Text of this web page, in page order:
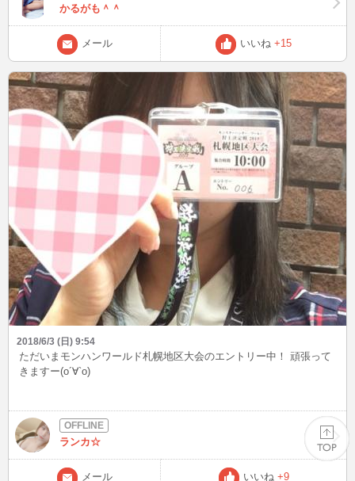
かるがも＾＾
メール いいね +15
2018/6/3 (日) 9:54
ただいまモンハンワールド札幌地区大会のエントリー中！ 頑張って
きますー(о´∀`о)
ランカ☆
メール いいね +9